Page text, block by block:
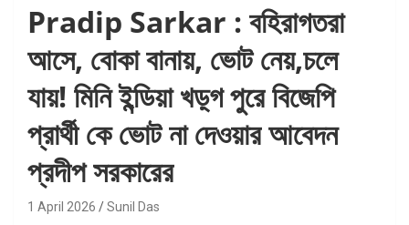
Pradip Sarkar : বহিরাগতরা
আসে, বোকা বানায়, ভোট নেয়,চলে
যায়! মিনি ইন্ডিয়া খড়্গ পুরে বিজেপি
প্রার্থী কে ভোট না দেওয়ার আবেদন
প্রদীপ সরকারের
1 April 2026 Sunil Das